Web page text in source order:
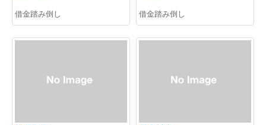
借金踏み倒し 借金踏み倒し